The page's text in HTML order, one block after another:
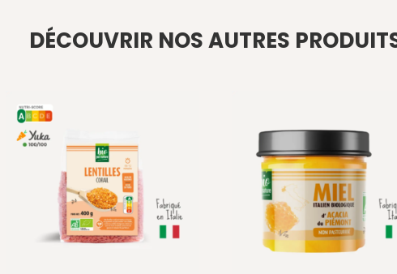
DÉCOUVRIR NOS AUTRES